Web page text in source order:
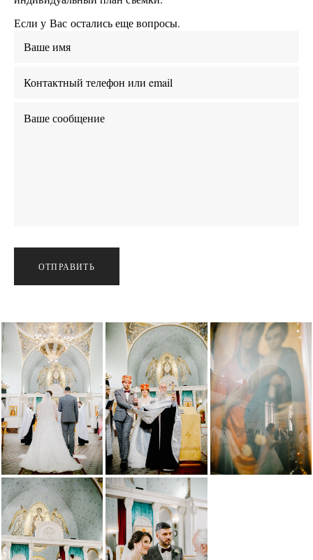
Если у Вас остались еще вопросы.
ОТПРАВИТЬ